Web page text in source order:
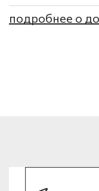
подробнее о